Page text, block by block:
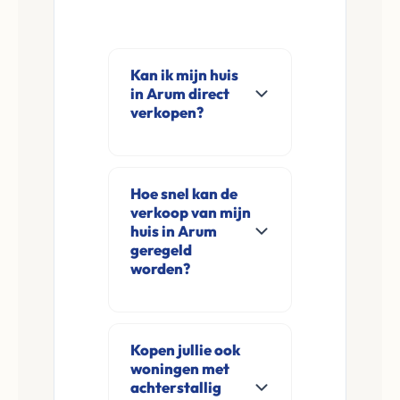
Kan ik mijn huis
in Arum direct
verkopen?
direct aan in Arum
en omgeving. U
verkoopt
rechtstreeks aan ons
en zonder
makelaarskosten.
Hoe snel kan de
verkoop van mijn
huis in Arum
geregeld
worden?
aanvraag en
eventuele korte
Kopen jullie ook
woningen met
achterstallig